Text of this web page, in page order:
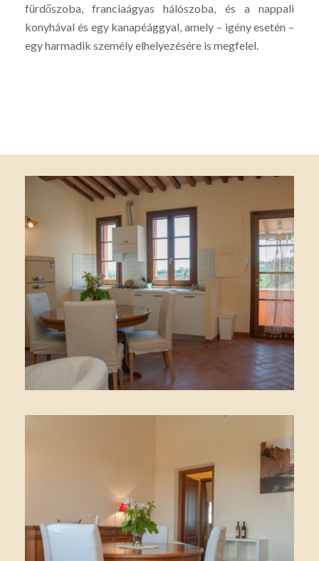
fürdőszoba, franciaágyas hálószoba, és a nappali
konyhával és egy kanapéággyal, amely – igény esetén –
egy harmadik személy elhelyezésére is megfelel.